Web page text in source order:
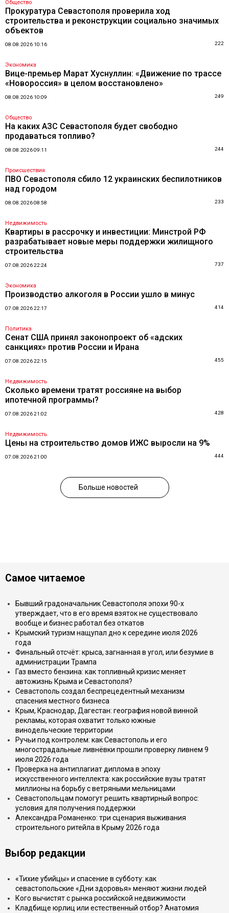
Общество
Прокуратура Севастополя проверила ход
строительства и реконструкции социально значимых
объектов
08.08.2026 10:16 222
Экономика
Вице-премьер Марат Хуснуллин: «Движение по трассе
«Новороссия» в целом восстановлено»
08.08.2026 10:09 249
Общество
На каких АЗС Севастополя будет свободно
продаваться топливо?
08.08.2026 09:11 244
Происшествия
ПВО Севастополя сбило 12 украинских беспилотников
над городом
08.08.2026 08:58 233
Недвижимость
Квартиры в рассрочку и инвестиции: Минстрой РФ
разрабатывает новые меры поддержки жилищного
строительства
07.08.2026 22:24 737
Экономика
Производство алкоголя в России ушло в минус
07.08.2026 22:17 414
Политика
Сенат США принял законопроект об «адских
санкциях» против России и Ирана
07.08.2026 22:15 455
Недвижимость
Сколько времени тратят россияне на выбор
ипотечной программы?
07.08.2026 21:02 428
Недвижимость
Цены на строительство домов ИЖС выросли на 9%
07.08.2026 21:00 444
Больше новостей
Самое читаемое
Бывший градоначальник Севастополя эпохи 90-х
утверждает, что в его время взяток не существовало
вообще и бизнес работал без откатов
Крымский туризм нащупал дно к середине июля 2026
года
Финальный отсчёт: крыса, загнанная в угол, или безумие в
администрации Трампа
Газ вместо бензина: как топливный кризис меняет
автожизнь Крыма и Севастополя?
Севастополь создал беспрецедентный механизм
спасения местного бизнеса
Крым, Краснодар, Дагестан: география новой винной
рекламы, которая охватит только южные
винодельческие территории
Ручьи под контролем: как Севастополь и его
многострадальные ливнёвки прошли проверку ливнем 9
июля 2026 года
Проверка на антиплагиат диплома в эпоху
искусственного интеллекта: как российские вузы тратят
миллионы на борьбу с ветряными мельницами
Севастопольцам помогут решить квартирный вопрос:
условия для получения поддержки
Александра Романенко: три сценария выживания
строительного ритейла в Крыму 2026 года
Выбор редакции
«Тихие убийцы» и спасение в субботу: как
севастопольские «Дни здоровья» меняют жизни людей
Кого вычистят с рынка российской недвижимости
Кладбище юрлиц или естественный отбор? Анатомия